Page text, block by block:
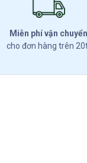
Miễn phí vận chuyển
cho đơn hàng trên